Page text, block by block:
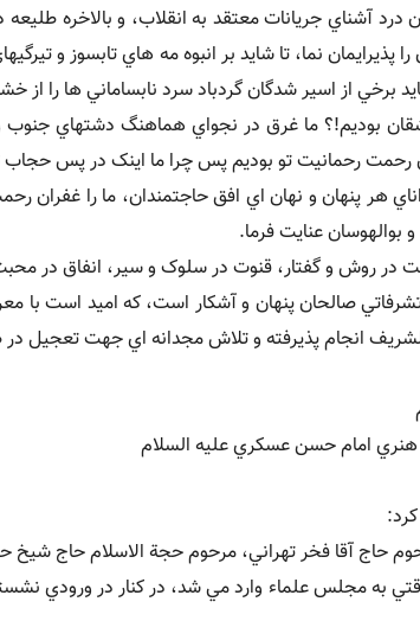
آشناي جريانات معتقد به انقلاب، و بالاخره طليعه
نما، تا شايد بر انبوه مه هاي تابسوز و
برخي از اسير شدگان گردباد سرد نابساماني ها را از
بوديم!؟ ما غرق در نجواي هماهنگ دشتهاي جنوب
رحمت رحمانيت تو بوديم پس چرا ما اينک در پس حجاب
هر پنهان و نهان اي افق حاجتمندان، ما را غفران
عنايت فرما.
در روش و گفتار، قنوت در سلوک و سير، انفاق در
صالحان پنهان و آشکار است، که اميد است با
انجام پذيرفته و تلاش مجدانه اي جهت تعجيل
امام حسن عسکري عليه السلام
حاج آقا فخر تهراني، مرحوم حجة الاسلام حاج
به مجلس علماء وارد مي شد، در کنار در ورودي